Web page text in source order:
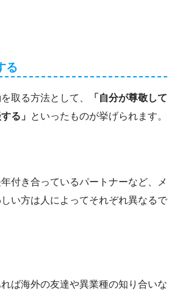
る
取る方法として、
「自分が尊敬して
る」 といったものが挙げられます。
付き合っているパートナーなど、メ
い方は人によってそれぞれ異なるで
ば海外の友達や異業種の知り合いな